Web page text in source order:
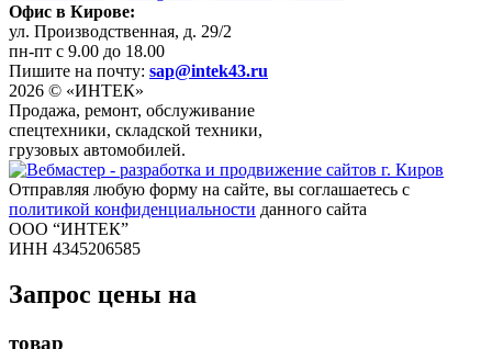
Офис в Кирове:
ул. Производственная, д. 29/2
пн-пт с 9.00 до 18.00
Пишите на почту: sap@intek43.ru
2026 © «ИНТЕК»
Продажа, ремонт, обслуживание
спецтехники, складской техники,
грузовых автомобилей.
Отправляя любую форму на сайте, вы соглашаетесь с
политикой конфиденциальности данного сайта
ООО “ИНТЕК”
ИНН 4345206585
Запрос цены на
товар